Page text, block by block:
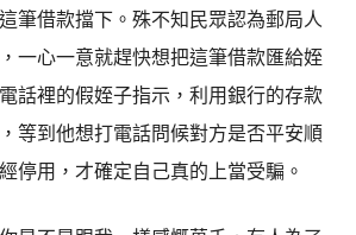
筆借款擋下。殊不知民眾認為郵局人
一心一意就趕快想把這筆借款匯給姪
話裡的假姪子指示，利用銀行的存款
等到他想打電話問候對方是否平安順
停用，才確定自己真的上當受騙。